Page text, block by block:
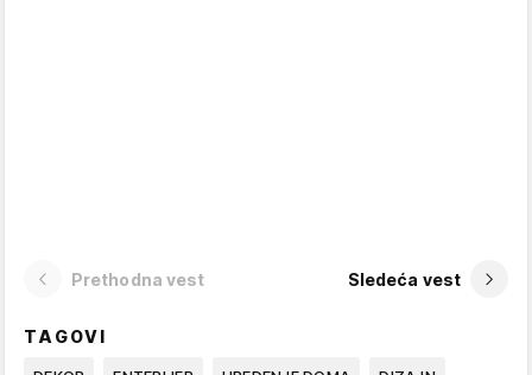
Prethodna vest Sledeća vest
TAGOVI